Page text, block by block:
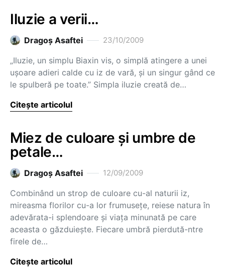
Iluzie a verii…
Dragoş Asaftei 23/10/2009
„Iluzie, un simplu Biaxin vis, o simplă atingere a unei
uşoare adieri calde cu iz de vară, şi un singur gând ce
le spulberă pe toate.” Simpla iluzie creată de…
Citește articolul
Miez de culoare şi umbre de
petale…
Dragoş Asaftei 12/09/2009
Combinând un strop de culoare cu-al naturii iz,
mireasma florilor cu-a lor frumuseţe, reiese natura în
adevărata-i splendoare şi viaţa minunată pe care
aceasta o găzduieşte. Fiecare umbră pierdută-ntre
firele de…
Citește articolul